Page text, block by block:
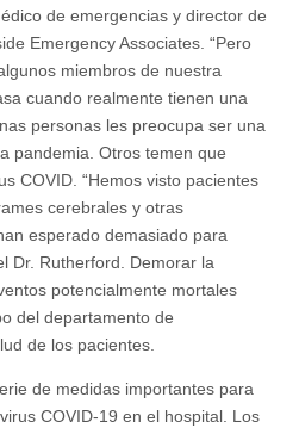
de emergencias y director de
Emergency Associates. “Pero
miembros de nuestra
cuando realmente tienen una
personas les preocupa ser una
pandemia. Otros temen que
COVID. “Hemos visto pacientes
cerebrales y otras
esperado demasiado para
Dr. Rutherford. Demorar la
potencialmente mortales
del departamento de
de los pacientes.
de medidas importantes para
COVID-19 en el hospital. Los